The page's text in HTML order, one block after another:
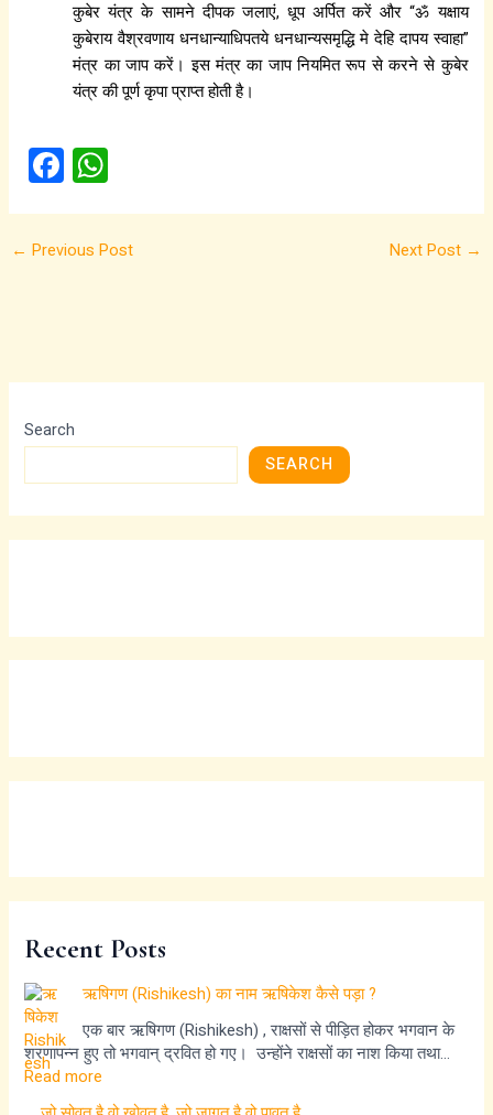
कुबेर यंत्र के सामने दीपक जलाएं, धूप अर्पित करें और “ॐ यक्षाय
कुबेराय वैश्रवणाय धनधान्याधिपतये धनधान्यसमृद्धि मे देहि दापय स्वाहा”
मंत्र का जाप करें। इस मंत्र का जाप नियमित रूप से करने से कुबेर
यंत्र की पूर्ण कृपा प्राप्त होती है।
F
a
ce
b
k
h
at
s
p
← Previous Post Next Post →
Search
SEARCH
Recent Posts
ऋषिगण (Rishikesh) का नाम ऋषिकेश कैसे पड़ा ?
एक बार ऋषिगण (Rishikesh) , राक्षसों से पीड़ित होकर भगवान के
शरणापन्न हुए तो भगवान् द्रवित हो गए। उन्होंने राक्षसों का नाश किया तथा…
Read more